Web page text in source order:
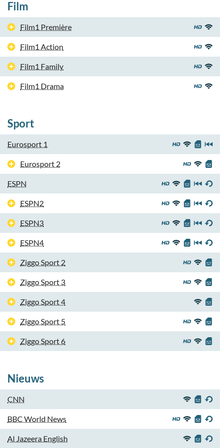
Film
Film1 Première
Film1 Action
Film1 Family
Film1 Drama
Sport
Eurosport 1
Eurosport 2
ESPN
ESPN2
ESPN3
ESPN4
Ziggo Sport 2
Ziggo Sport 3
Ziggo Sport 4
Ziggo Sport 5
Ziggo Sport 6
Nieuws
CNN
BBC World News
Al Jazeera English